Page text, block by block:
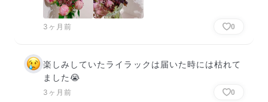
3ヶ月前 0
楽しみしていたライラックは届いた時には枯れて
ました😭
3ヶ月前 0